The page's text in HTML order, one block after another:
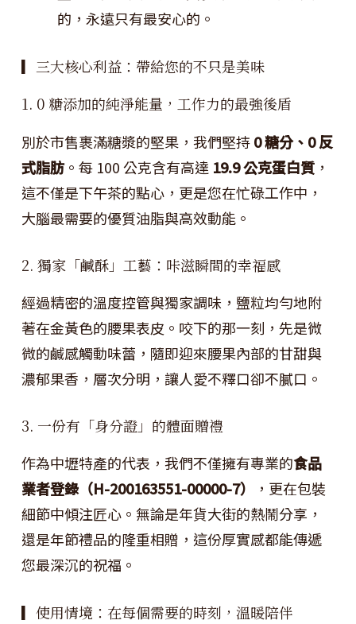
的，永遠只有最安心的。
▎三大核心利益：帶給您的不只是美味
1. 0 糖添加的純淨能量，工作力的最強後盾
別於市售裹滿糖漿的堅果，我們堅持0 糖分、0 反
式脂肪。每 100 公克含有高達 19.9 公克蛋白質，
這不僅是下午茶的點心，更是您在忙碌工作中，
大腦最需要的優質油脂與高效動能。
2. 獨家「鹹酥」工藝：咔滋瞬間的幸福感
經過精密的溫度控管與獨家調味，鹽粒均勻地附
著在金黃色的腰果表皮。咬下的那一刻，先是微
微的鹹感觸動味蕾，隨即迎來腰果內部的甘甜與
濃郁果香，層次分明，讓人愛不釋口卻不膩口。
3. 一份有「身分證」的體面贈禮
作為中壢特產的代表，我們不僅擁有專業的食品
業者登錄（H-200163551-00000-7）
，更在包裝
細節中傾注匠心。無論是年貨大街的熱鬧分享，
還是年節禮品的隆重相贈，這份厚實感都能傳遞
您最深沉的祝福。
▎使用情境：在每個需要的時刻，溫暖陪伴